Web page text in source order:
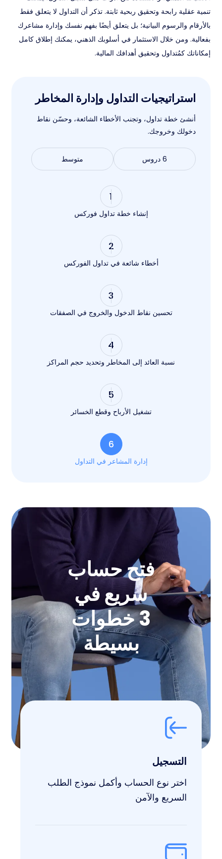
تنمية عقلية رابحة وتحقيق ربحية ثابتة. تذكر أن التداول لا يتعلق فقط
بالأرقام والرسوم البيانية؛ بل يتعلق أيضًا بفهم نفسك وإدارة مشاعرك
بفعالية. ومن خلال الاستثمار في أسلوبك الذهني، يمكنك إطلاق كامل
إمكاناتك كمُتداول وتحقيق أهدافك المالية.
استراتيجيات التداول وإدارة المخاطر
أنشئ خطة تداول، وتجنب الأخطاء الشائعة، وحسّن نقاط
دخولك وخروجك.
6 دروس متوسط
1
إنشاء خطة تداول فوركس
2
أخطاء شائعة في تداول الفوركس
3
تحسين نقاط الدخول والخروج في الصفقات
4
نسبة العائد إلى المخاطر وتحديد حجم المراكز
5
تشغيل الأرباح وقطع الخسائر
6
إدارة المشاعر في التداول
فتح حساب
سريع في
3 خطوات
بسيطة
التسجيل
اختر نوع الحساب وأكمل نموذج الطلب
السريع والآمن